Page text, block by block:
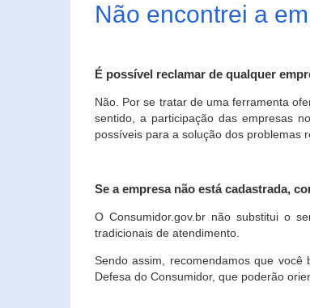
Não encontrei a
É possível reclamar de qualquer
Não. Por se tratar de uma ferramenta
sentido, a participação das empresas
possíveis para a solução dos problemas
Se a empresa não está cadastrada,
O Consumidor.gov.br não substitui o
tradicionais de atendimento.
Sendo assim, recomendamos que
Defesa do Consumidor, que poderão